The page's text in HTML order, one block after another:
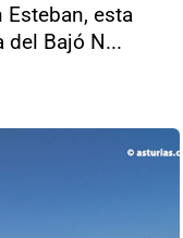
Esteban, esta
del Bajó N...